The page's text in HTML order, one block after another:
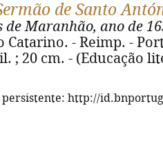
de Santo
de Maranhão, ano de
Catarino. - Reimp. -
; 20 cm. - (Educação
http://